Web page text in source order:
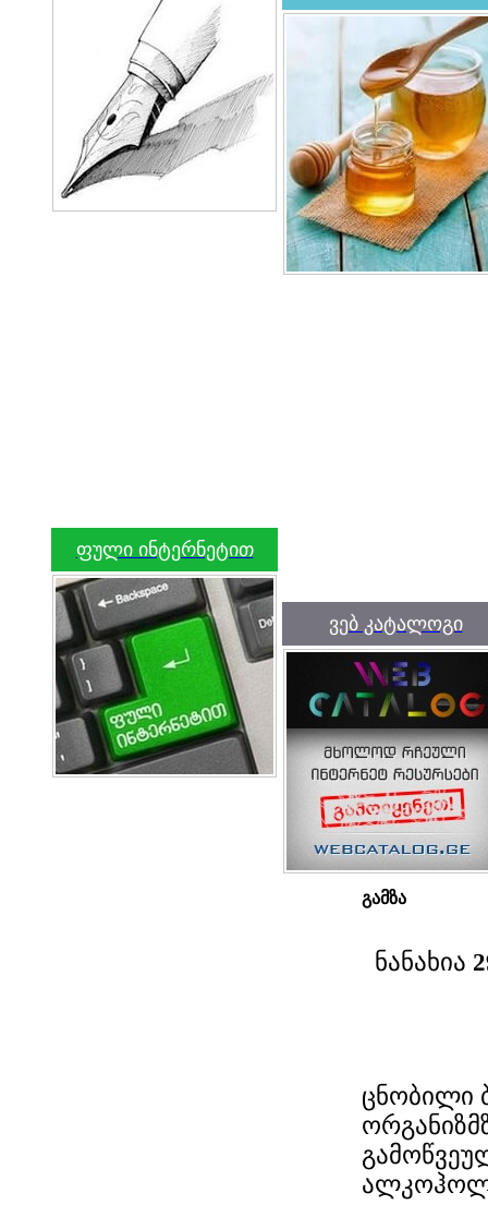
ფული ინტერნეტით
ვებ კატალოგი
გამზა
ნანახია
ცნობილი